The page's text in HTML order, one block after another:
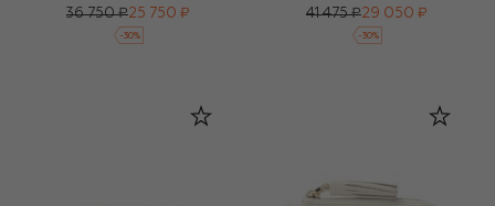
36 750 ₽25 750 ₽
-30%
41 475 ₽29 050 ₽
-30%